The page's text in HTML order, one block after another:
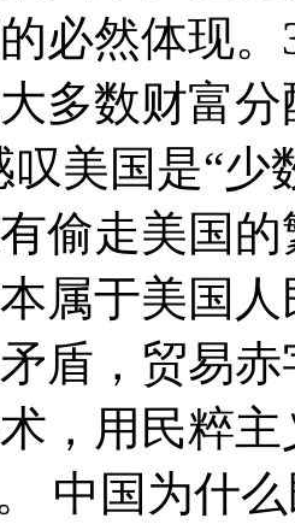
必然体现
多数财富
叹美国是“
偷走美国
属于美国
盾，贸易
，用民粹
中国为什